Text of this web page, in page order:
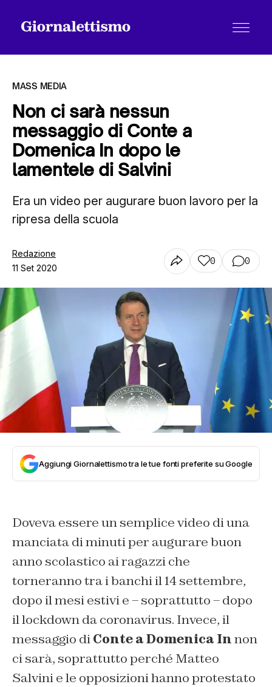
Tutti gli articoli
Contatti
MASS MEDIA
Non ci sarà nessun
messaggio di Conte a
Domenica In dopo le
lamentele di Salvini
Era un video per augurare buon lavoro per la
ripresa della scuola
Redazione
11 Set 2020
0 0
Aggiungi Giornalettismo tra le tue fonti preferite su Google
Doveva essere un semplice video di una
manciata di minuti per augurare buon
anno scolastico ai ragazzi che
torneranno tra i banchi il 14 settembre,
dopo il mesi estivi e – soprattutto – dopo
il lockdown da coronavirus. Invece, il
messaggio diConte a Domenica Innon
ci sarà, soprattutto perché Matteo
Salvini e le opposizioni hanno protestato